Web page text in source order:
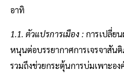
อาทิ
1.1. ตัวแปรการเมือง : การเปลี่ย
หนุนต่อบรรยากาศการเจรจาสัน
รวมถึงช่วยกระตุ้นการบ่มเพาะอ